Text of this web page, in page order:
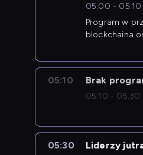
05:00 - 05:10
Program w
blockchaina
05:10 Brak
05:10 - 05:30
05:30 Liderzy